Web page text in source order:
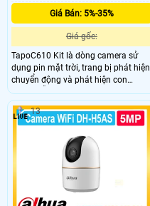
Giá Bán: 5%-35%
Giá gốc:
TapoC610 Kit là dòng camera sử
dụng pin mặt trời, trang bị phát hiện
chuyển động và phát hiện con
người, hỗ trợ thiết lập khu vực phát
hiện theo nhu cầu, hỗ trợ đàm thoại
2 chiều, hỗ trợ kết nối qua wifi 2.4
Ghz camera có thể lắp đặt ngoài trời
nhờ chuẩn chống nước IP 65
13